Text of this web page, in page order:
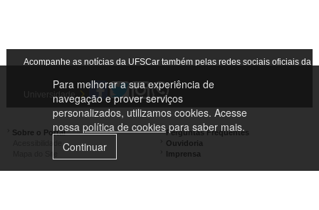
Para melhorar a sua experiência de
navegação e prover serviços
personalizados, utilizamos cookies. Acesse
nossa política de cookiespara saber mais.
Continuar
Acompanhe as notícias da UFSCar também pelas redes sociais oficiais da
Universidade
Sobre o Portal
Perguntas Frequentes
Ouvidoria
Imprensa